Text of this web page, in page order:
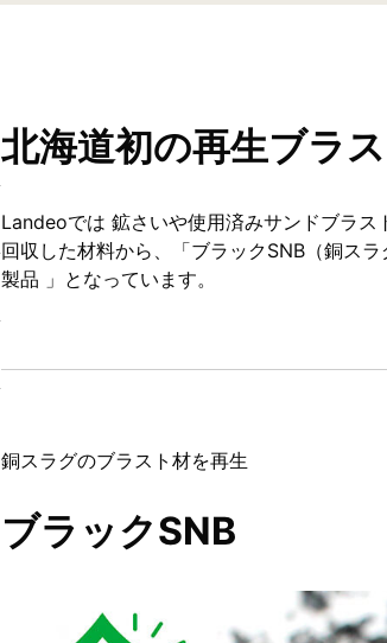
北海道初の再生ブラ
Landeoでは 鉱さいや使用済みサンドブラス
回収した材料から、「ブラックSNB（銅ス
製品 」となっています。
銅スラグのブラスト材を再生
ブラックSNB